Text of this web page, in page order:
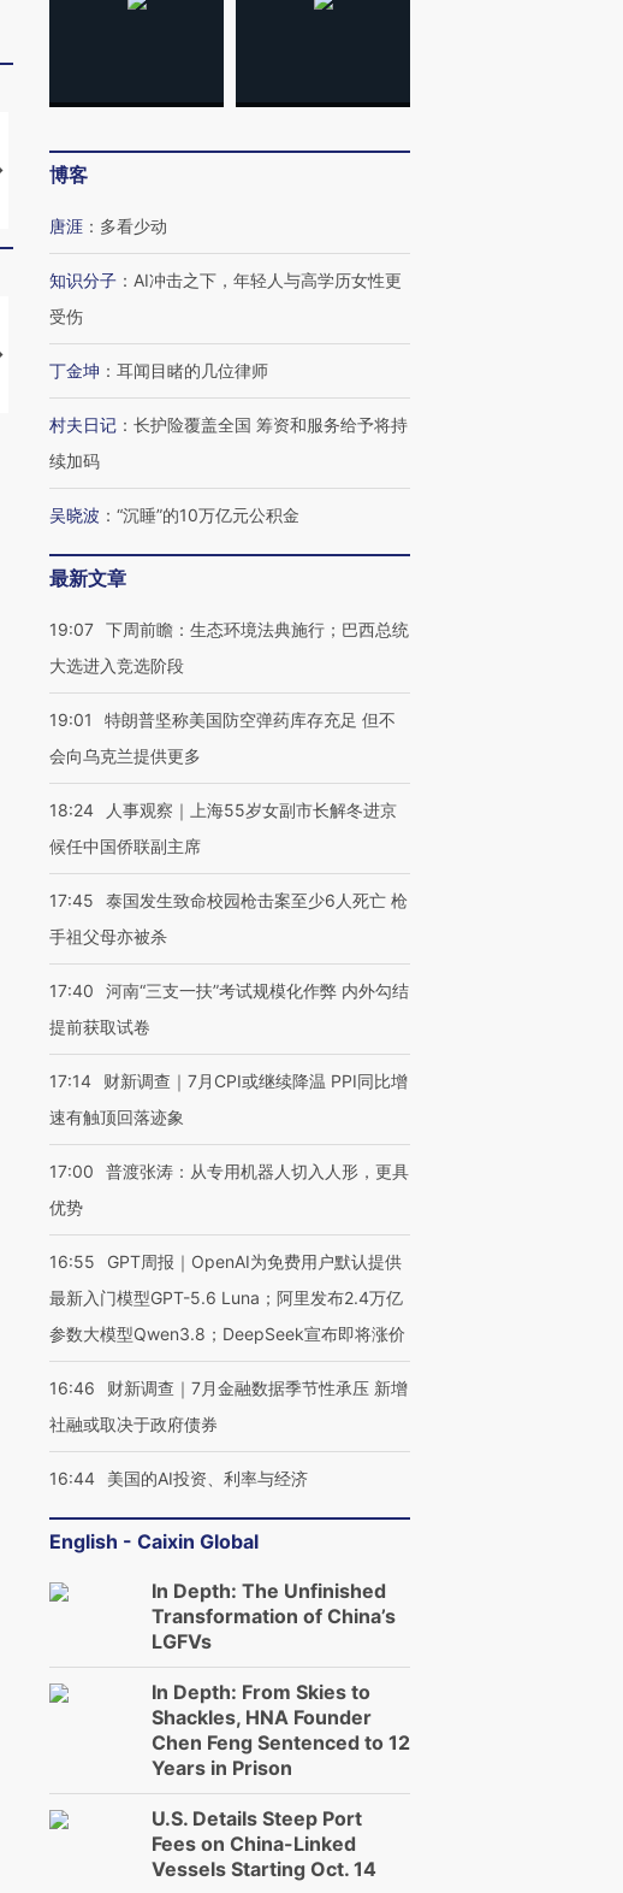
马航飞行员跨国走私7万
【推广】走进第四届链博
会，让数智科技“链”接产
【特别呈现】寻找100种
有意思的生活方式·第三对
住三大增长引擎是什么？
博客
唐涯 ： 多看少动
知识分子 ： AI冲击之下，年轻人与高学历女性更
受伤
丁金坤 ： 耳闻目睹的几位律师
村夫日记 ： 长护险覆盖全国 筹资和服务给予将持
续加码
吴晓波 ： “沉睡”的10万亿元公积金
最新文章
19:07 下周前瞻：生态环境法典施行；巴西总统
大选进入竞选阶段
19:01
特朗普坚称美国防空弹药库存充足 但不
会向乌克兰提供更多
18:24
人事观察｜上海55岁女副市长解冬进京
候任中国侨联副主席
17:45
泰国发生致命校园枪击案至少6人死亡 枪
手祖父母亦被杀
17:40
河南“三支一扶”考试规模化作弊 内外勾结
提前获取试卷
17:14
财新调查｜7月CPI或继续降温 PPI同比增
速有触顶回落迹象
17:00
普渡张涛：从专用机器人切入人形，更具
优势
16:55
GPT周报｜OpenAI为免费用户默认提供
最新入门模型GPT-5.6 Luna；阿里发布2.4万亿
参数大模型Qwen3.8；DeepSeek宣布即将涨价
16:46
财新调查｜7月金融数据季节性承压 新增
社融或取决于政府债券
16:44 美国的AI投资、利率与经济
English - Caixin Global
In Depth: The Unfinished
Transformation of China’s
LGFVs
In Depth: From Skies to
Shackles, HNA Founder
Chen Feng Sentenced to 12
Years in Prison
U.S. Details Steep Port
Fees on China-Linked
Vessels Starting Oct. 14